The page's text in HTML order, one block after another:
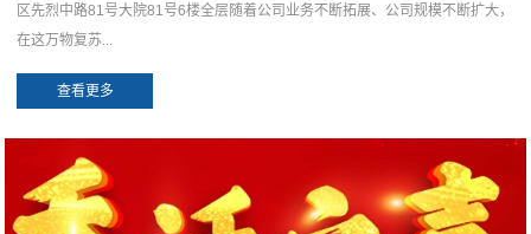
区先烈中路81号大院81号6楼全层随着公司业务不断拓展、公司规模不断扩大，
在这万物复苏...
查看更多